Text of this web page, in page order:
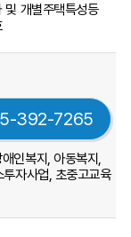
및 개별주택특성등
392-7265
인복지, 아동복지,
자사업, 초중고교육